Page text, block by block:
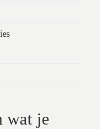
wat je